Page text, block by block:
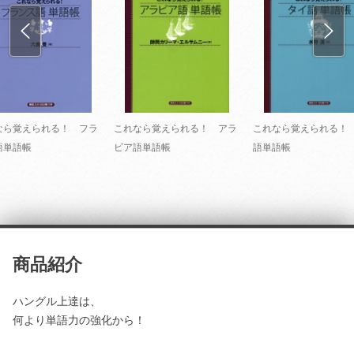
ら覚えられる！ フラ
単語帳
これなら覚えられる！ アラ
ビア語単語帳
これなら覚えられる
語単語帳
商品紹介
ハングル上達は、
何より単語力の強化から！